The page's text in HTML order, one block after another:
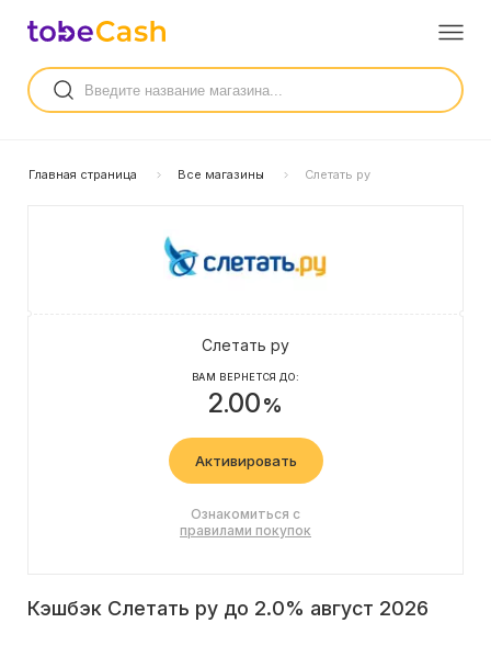
Главная страница Все магазины Слетать ру
Слетать ру
ВАМ ВЕРНЕТСЯ ДО:
2.00%
Активировать
Ознакомиться с
правилами покупок
Кэшбэк Слетать ру до 2.0% август 2026